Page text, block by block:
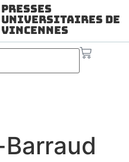
Presses
Universitaires de
Vincennes